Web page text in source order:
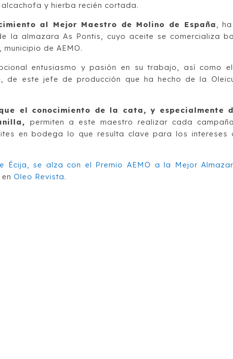
y hierba recién cortada.
al Mejor Maestro de Molino de España,
la almazara As Pontis, cuyo aceite se comercializa
de AEMO.
entusiasmo y pasión en su trabajo, así como
de este jefe de producción que ha hecho de la
el conocimiento de la cata, y especialmente
permiten a este maestro realizar cada
en bodega lo que resulta clave para los intereses
Écija, se alza con el Premio AEMO a la Mejor
enOleo Revista.